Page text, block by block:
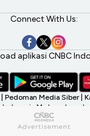
Connect With Us:
aplikasi CNBC
Pedoman Media Siber
Indonesia My Investment
Indonesia, A